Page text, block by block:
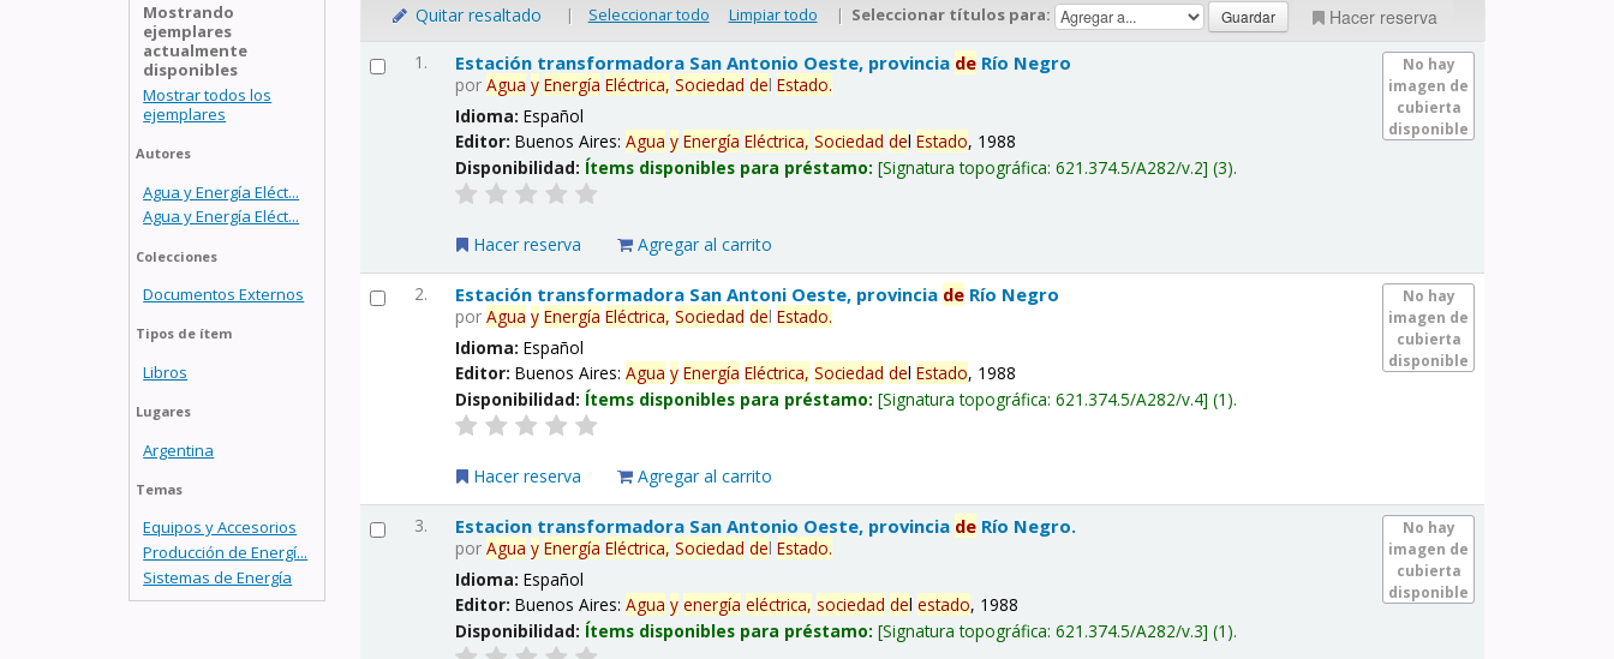
Mostrando
ejemplares
actualmente
disponibles
Mostrar todos los
ejemplares
Autores
Agua y Energía Eléct...
Agua y Energía Eléct...
Colecciones
Documentos Externos
Tipos de ítem
Libros
Lugares
Argentina
Temas
Equipos y Accesorios
Producción de Energí...
Sistemas de Energía
Quitar resaltado | Seleccionar todo Limpiar todo | Seleccionar títulos para: Hacer reserva
1.
No hay
imagen de
cubierta
disponible
Estación transformadora San Antonio Oeste, provincia de Río Negro
porAgua y Energía Eléctrica, Sociedad delEstado.
Idioma:Español
Editor:Buenos Aires:Agua y Energía Eléctrica, Sociedad delEstado, 1988
Disponibilidad: Ítems disponibles para préstamo: Signatura topográfica:621.374.5/A282/v.2 (3).
Hacer reserva Agregar al carrito
2.
No hay
imagen de
cubierta
disponible
Estación transformadora San Antoni Oeste, provincia de Río Negro
porAgua y Energía Eléctrica, Sociedad delEstado.
Idioma:Español
Editor:Buenos Aires:Agua y Energía Eléctrica, Sociedad delEstado, 1988
Disponibilidad: Ítems disponibles para préstamo: Signatura topográfica:621.374.5/A282/v.4 (1).
Hacer reserva Agregar al carrito
3.
No hay
imagen de
cubierta
disponible
Estacion transformadora San Antonio Oeste, provincia de Río Negro.
porAgua y Energía Eléctrica, Sociedad delEstado.
Idioma:Español
Editor:Buenos Aires:Agua y energía eléctrica, sociedad delestado, 1988
Disponibilidad: Ítems disponibles para préstamo: Signatura topográfica:621.374.5/A282/v.3 (1).